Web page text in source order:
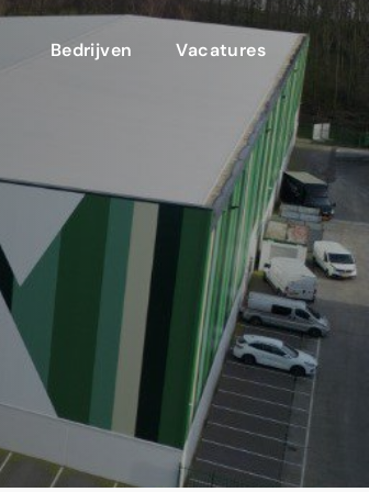
Bedrijven Vacatures